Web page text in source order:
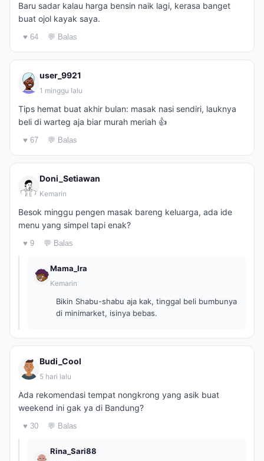
Baru sadar kalau harga bensin naik lagi, kerasa banget
buat ojol kayak saya.
♥ 64 💬 Balas
user_9921
1 minggu lalu
Tips hemat buat akhir bulan: masak nasi sendiri, lauknya
beli di warteg aja biar murah meriah 👍
♥ 67 💬 Balas
Doni_Setiawan
Kemarin
Besok minggu pengen masak bareng keluarga, ada ide
menu yang simpel tapi enak?
♥ 9 💬 Balas
Mama_Ira
Kemarin
Bikin Shabu-shabu aja kak, tinggal beli bumbunya
di minimarket, isinya bebas.
Budi_Cool
5 hari lalu
Ada rekomendasi tempat nongkrong yang asik buat
weekend ini gak ya di Bandung?
♥ 30 💬 Balas
Rina_Sari88